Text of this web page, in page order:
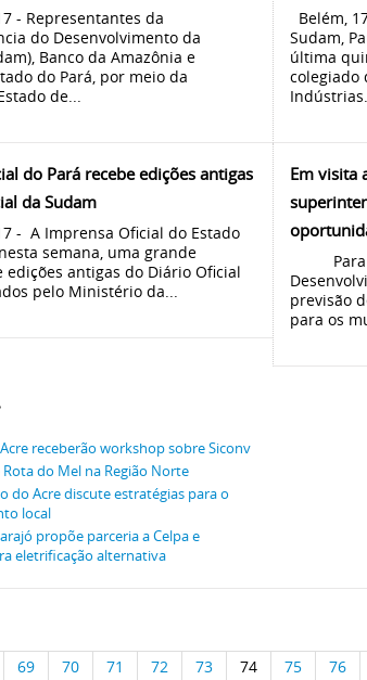
- Representantes da
do Desenvolvimento da
Banco da Amazônia e
do Pará, por meio da
de...
Belém,
Sudam,
última
colegiado
do Pará recebe edições antigas
da Sudam
- A Imprensa Oficial do Estado
semana, uma grande
antigas do Diário Oficial
pelo Ministério da...
Em visita
Para
previsão
para os
receberão workshop sobre Siconv
do Mel na Região Norte
do Acre discute estratégias para o
local
propõe parceria a Celpa e
eletrificação alternativa
69 70 71 72 73 74 75 76